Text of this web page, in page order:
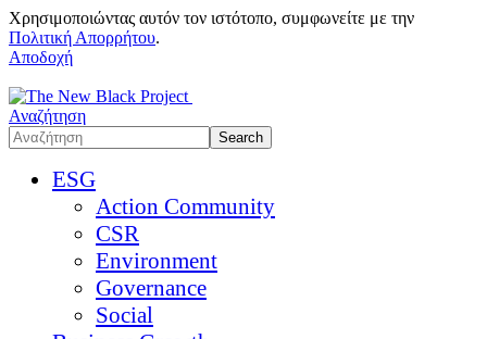
Χρησιμοποιώντας αυτόν τον ιστότοπο, συμφωνείτε με την
Πολιτική Απορρήτου.
Αποδοχή
Αναζήτηση
ESG
Action Community
CSR
Environment
Governance
Social